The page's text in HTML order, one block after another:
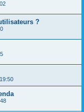
?